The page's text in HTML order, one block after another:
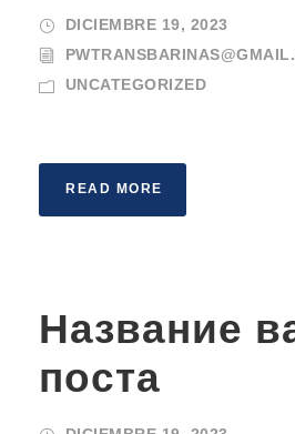
DICIEMBRE 19, 2023
UNCATEGORIZED
READ MORE
Название
поста